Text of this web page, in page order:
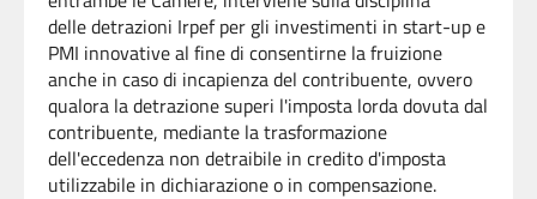
delle detrazioni Irpef per gli investimenti in start-up e
PMI innovative al fine di consentirne la fruizione
anche in caso di incapienza del contribuente, ovvero
qualora la detrazione superi l'imposta lorda dovuta dal
contribuente, mediante la trasformazione
dell'eccedenza non detraibile in credito d'imposta
utilizzabile in dichiarazione o in compensazione.